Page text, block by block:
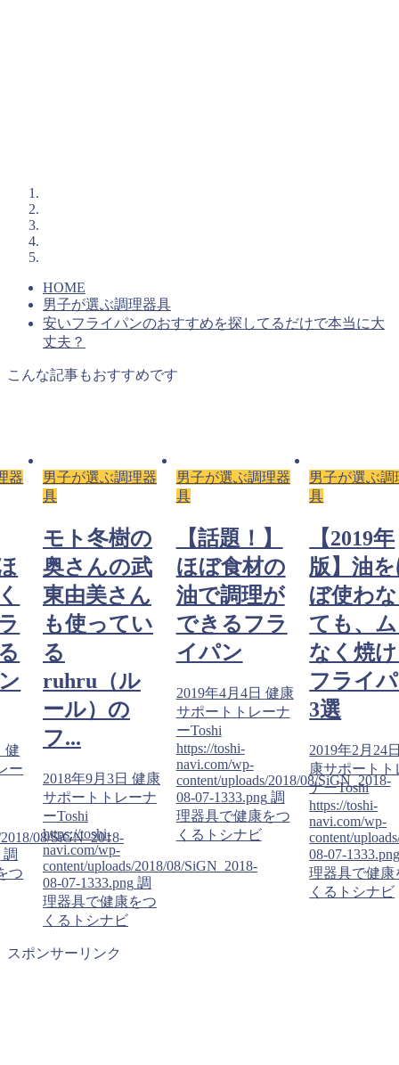
HOME
男子が選ぶ調理器具
安いフライパンのおすすめを探してるだけで本当に大
丈夫？
こんな記事もおすすめです
器
康
08/SiGN_2018-
調
男子が選ぶ調理器
具
【話題！】
ほぼ食材の
油で調理が
できるフラ
イパン
2019年4月4日 健康
サポートトレーナ
ーToshi
https://toshi-
content/uploads/2018/08/SiGN_2018-
08-07-1333.png 調
理器具で健康をつ
くるトシナビ
男子が選ぶ調理器
具
【2019年
版】油をほ
ぼ使わなく
ても、ムラ
なく焼ける
フライパン
3選
2019年2月24日
康サポートトレー
ナーToshi
https://toshi-
navi.com/wp-
content/uploads/2018/08/SiGN_2018-
理器具で健康をつ
男子が選ぶ調
具
モト冬
奥さん
東由美
も使っ
る
ruhru（
ール）の
フ...
2018年9月3日
サポートトレ
ーToshi
https://toshi-
navi.com/wp-
content/
08-07-
理器具で健康
スポンサーリンク